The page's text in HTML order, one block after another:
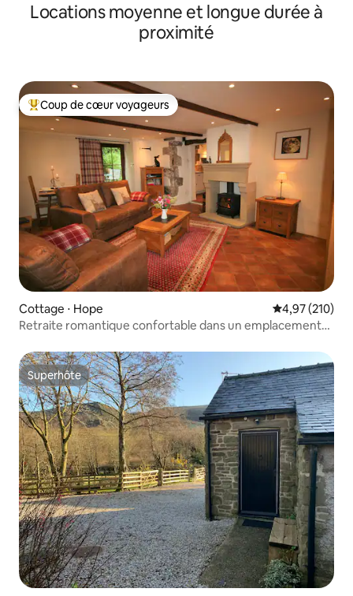
Locations moyenne et longue durée à
proximité
Coups de cœur voyageurs les plus appréciés
Coup de cœur voyageurs
Cottage ⋅ Hope Évaluation
4,97 (210)
Retraite romantique confortable dans un emplacement
Superhôte
Superhôte